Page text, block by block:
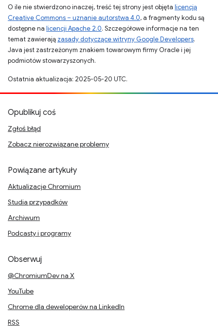
O ile nie stwierdzono inaczej, treść tej strony jest objęta licencją
Creative Commons – uznanie autorstwa 4.0, a fragmenty kodu są
dostępne na licencji Apache 2.0. Szczegółowe informacje na ten
temat zawierają zasady dotyczące witryny Google Developers.
Java jest zastrzeżonym znakiem towarowym firmy Oracle i jej
podmiotów stowarzyszonych.
Ostatnia aktualizacja: 2025-05-20 UTC.
Opublikuj coś
Zgłoś błąd
Zobacz nierozwiązane problemy
Powiązane artykuły
Aktualizacje Chromium
Studia przypadków
Archiwum
Podcasty i programy
Obserwuj
@ChromiumDev na X
YouTube
Chrome dla deweloperów na LinkedIn
RSS